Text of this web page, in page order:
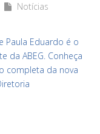
Notícias